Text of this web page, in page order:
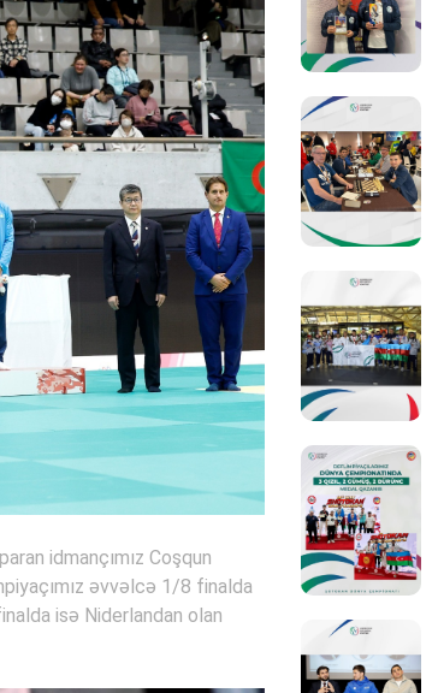
idmançımız Coşqun
əvvəlcə 1/8 finalda
isə Niderlandan olan